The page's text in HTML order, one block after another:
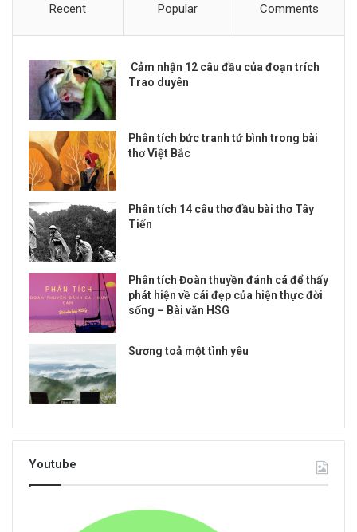
Recent Popular Comments
Cảm nhận 12 câu đầu của đoạn trích
Trao duyên
Phân tích bức tranh tứ bình trong bài
thơ Việt Bắc
Phân tích 14 câu thơ đầu bài thơ Tây
Tiến
Phân tích Đoàn thuyền đánh cá để thấy
phát hiện về cái đẹp của hiện thực đời
sống – Bài văn HSG
Sương toả một tình yêu
Youtube